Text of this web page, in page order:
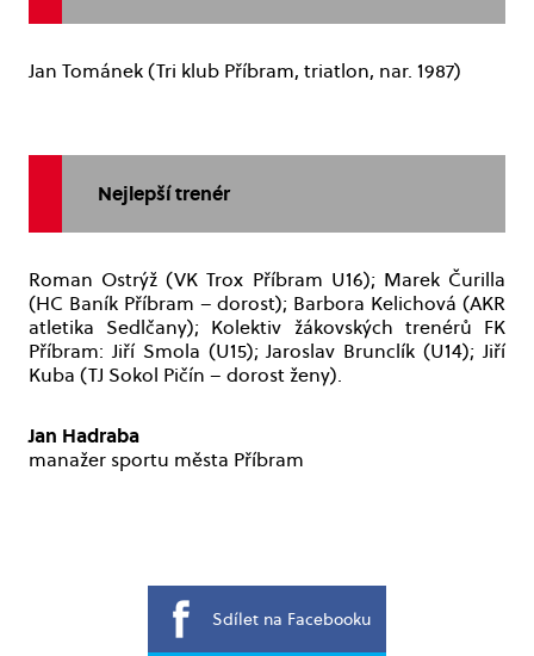
Jan Tománek (Tri klub Příbram, triatlon, nar. 1987)
Nejlepší trenér
Roman Ostrýž (VK Trox Příbram U16); Marek Čurilla
(HC Baník Příbram – dorost); Barbora Kelichová (AKR
atletika Sedlčany); Kolektiv žákovských trenérů FK
Příbram: Jiří Smola (U15); Jaroslav Brunclík (U14); Jiří
Kuba (TJ Sokol Pičín – dorost ženy).
Jan Hadraba
manažer sportu města Příbram
Sdílet na Facebooku